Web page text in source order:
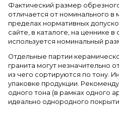
Фактический размер
отличается от номинального в
пределах нормативных
сайте, в каталоге, на ценнике
используется номинальный
Отдельные партии
гранита могут незначительно
из чего сортируются по тону.
упаковке продукции.
одного тона (в рамках одного
идеально однородного